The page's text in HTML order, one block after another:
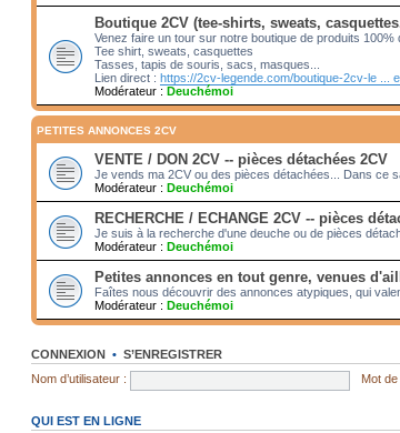
Boutique 2CV (tee-shirts, sweats,
Venez faire un tour sur notre boutique de produits
Tee shirt, sweats, casquettes
Tasses, tapis de souris, sacs, masques...
Lien direct : https://2cv-legende.com/boutique-2cv-le ...
Modérateur : Deuchémoi
PETITES ANNONCES 2CV
VENTE / DON 2CV -- pièces détachées 2CV
Je vends ma 2CV ou des pièces détachées... Dans ce
Modérateur : Deuchémoi
RECHERCHE / ECHANGE 2CV -- pièces
Je suis à la recherche d'une deuche ou de pièces
Modérateur : Deuchémoi
Petites annonces en tout genre, venues
Faîtes nous découvrir des annonces atypiques, qui
Modérateur : Deuchémoi
CONNEXION• S’ENREGISTRER
Nom d’utilisateur :
Mot
QUI EST EN LIGNE